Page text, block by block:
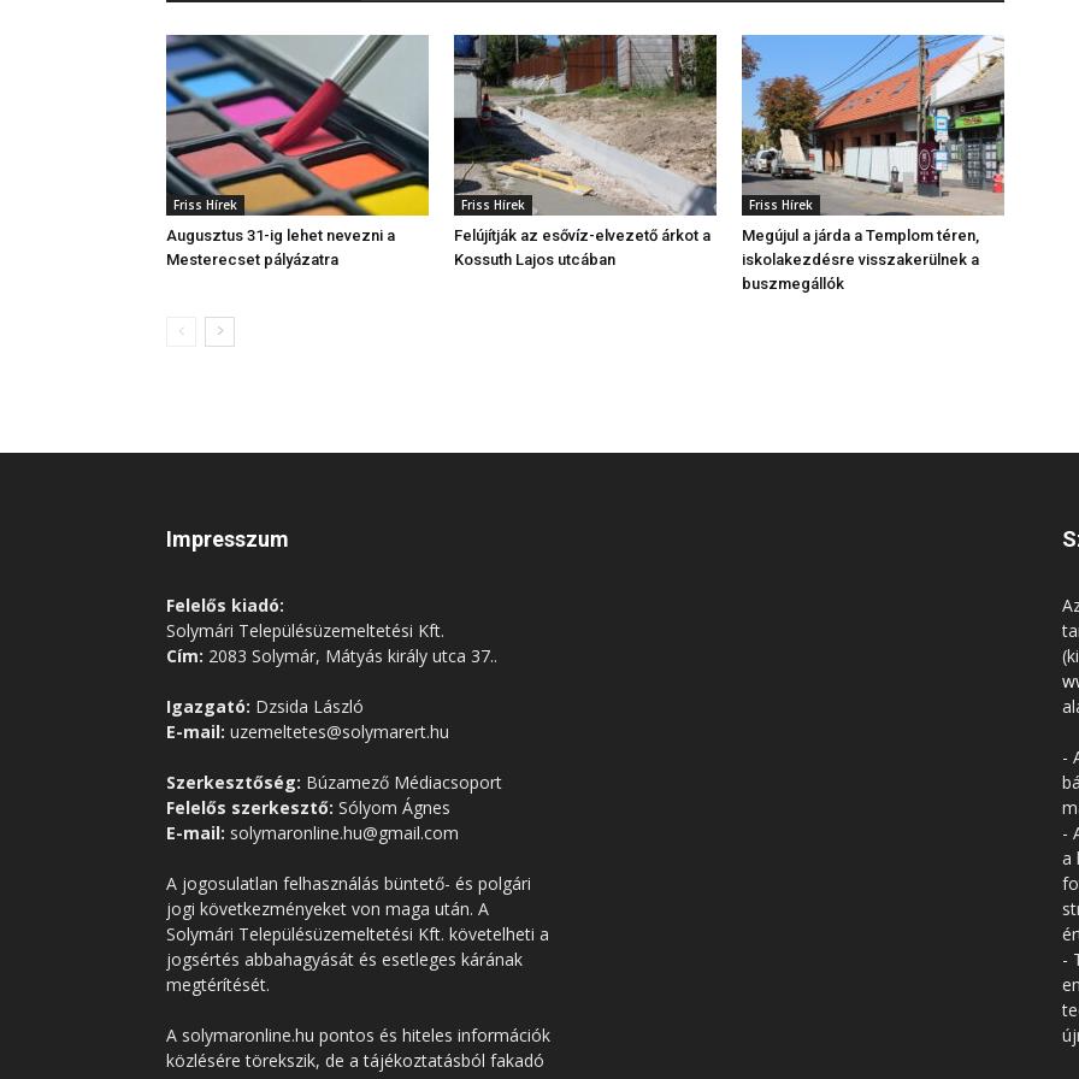
Friss Hírek
Augusztus 31-ig lehet nevezni a
Mesterecset pályázatra
Friss Hírek
Felújítják az esővíz-elvezető árkot a
Kossuth Lajos utcában
Friss Hírek
Megújul a járda a Templom téren,
iskolakezdésre visszakerülnek a
buszmegállók
Impresszum
Felelős kiadó:
Solymári Településüzemeltetési Kft.
Cím: 2083 Solymár, Mátyás király utca 37..
Igazgató: Dzsida László
E-mail: uzemeltetes@solymarert.hu
Szerkesztőség: Búzamező Médiacsoport
Felelős szerkesztő: Sólyom Ágnes
E-mail: solymaronline.hu@gmail.com
A jogosulatlan felhasználás büntető- és polgári
jogi következményeket von maga után. A
Solymári Településüzemeltetési Kft. követelheti a
jogsértés abbahagyását és esetleges kárának
megtérítését.
A solymaronline.hu pontos és hiteles információk
közlésére törekszik, de a tájékoztatásból fakadó
-
-
a
-